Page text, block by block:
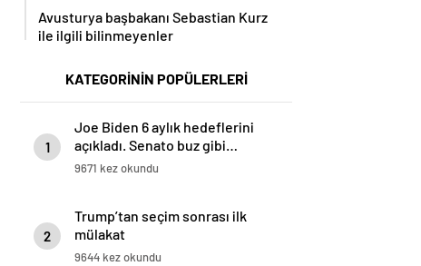
Avusturya başbakanı Sebastian Kurz
ile ilgili bilinmeyenler
KATEGORİNİN POPÜLERLERİ
1
Joe Biden 6 aylık hedeflerini
açıkladı. Senato buz gibi…
9671 kez okundu
2
Trump’tan seçim sonrası ilk
mülakat
9644 kez okundu